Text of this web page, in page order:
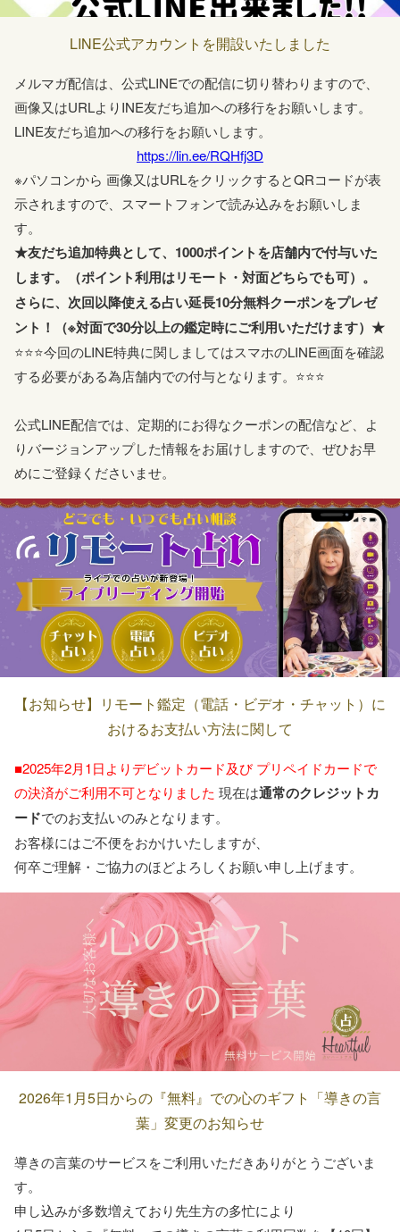
よろしくお願いいたします。
本日今すぐ鑑定はシステムの不具合によりお受けできま
せん。申し訳ございませんが、よろしくお願いします。
LINE公式アカウントを開設いたしました
メルマガ配信は、公式LINEでの配信に切り替わりますので、
画像又はURLよりINE友だち追加への移行をお願いします。
LINE友だち追加への移行をお願いします。
https://lin.ee/RQHfj3D
※パソコンから 画像又はURLをクリックするとQRコードが表
示されますので、スマートフォンで読み込みをお願いしま
す。
★友だち追加特典として、1000ポイントを店舗内で付与いた
します。（ポイント利用はリモート・対面どちらでも可）。
さらに、次回以降使える占い延長10分無料クーポンをプレゼ
ント！（※対面で30分以上の鑑定時にご利用いただけます）★
⭐⭐⭐今回のLINE特典に関しましてはスマホのLINE画面を確認
する必要がある為店舗内での付与となります。⭐⭐⭐
公式LINE配信では、定期的にお得なクーポンの配信など、よ
りバージョンアップした情報をお届けしますので、ぜひお早
めにご登録くださいませ。
【お知らせ】リモート鑑定（電話・ビデオ・チャット）に
おけるお支払い方法に関して
■2025年2月1日よりデビットカード及び プリペイドカードで
の決済がご利用不可となりました 現在は通常のクレジットカ
ードでのお支払いのみとなります。
お客様にはご不便をおかけいたしますが、
何卒ご理解・ご協力のほどよろしくお願い申し上げます。
2026年1月5日からの『無料』での心のギフト「導きの言
葉」変更のお知らせ
導きの言葉のサービスをご利用いただきありがとうございま
す。
申し込みが多数増えており先生方の多忙により